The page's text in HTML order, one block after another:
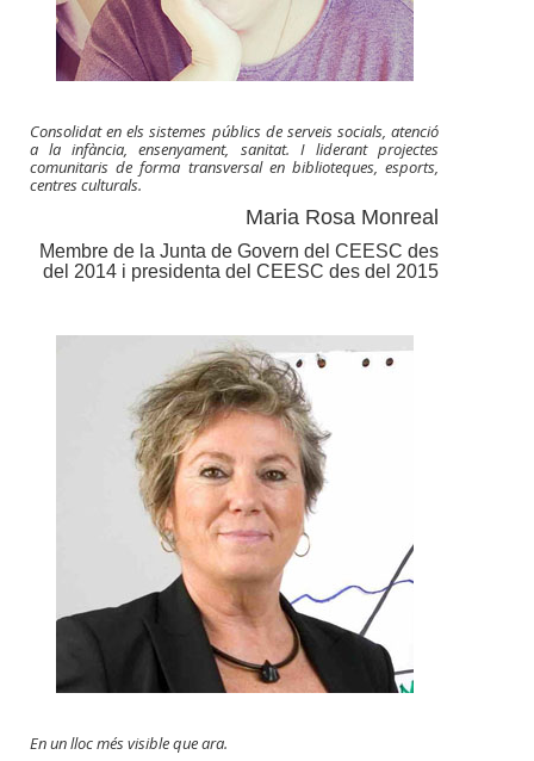
Consolidat en els sistemes públics de serveis socials, atenció
a la infància, ensenyament, sanitat. I liderant projectes
comunitaris de forma transversal en biblioteques, esports,
centres culturals.
Maria Rosa Monreal
Membre de la Junta de Govern del CEESC des
del 2014 i presidenta del CEESC des del 2015
En un lloc més visible que ara.